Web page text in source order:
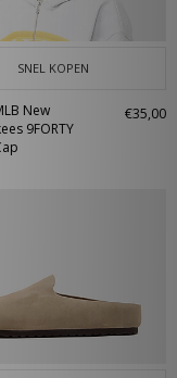
SNEL KOPEN
New
9FORTY
€35,00